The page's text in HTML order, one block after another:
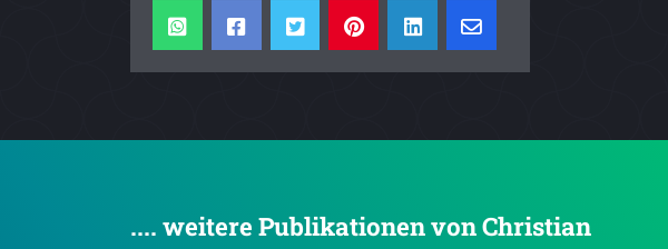
.... weitere Publikationen von Christian